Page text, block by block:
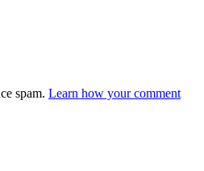
spam. Learn how your comment